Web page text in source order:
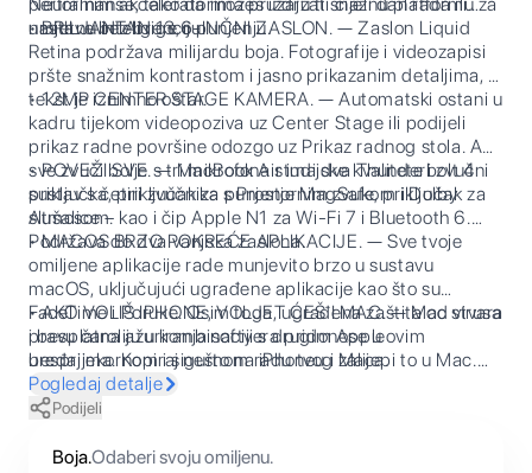
umjetnu inteligenciju.
nastave bez brige o punjenju.
• BRILJANTAN 13,6-INČNI ZASLON. — Zaslon Liquid
Retina podržava milijardu boja. Fotografije i videozapisi
pršte snažnim kontrastom i jasno prikazanim detaljima, a
tekst je iznimno oštar.
• 12MP CENTER STAGE KAMERA. — Automatski ostani u
kadru tijekom videopoziva uz Center Stage ili podijeli
prikaz radne površine odozgo uz Prikaz radnog stola. A
sve zvuči bolje s tri mikrofona studijske kvalitete i zvučni
sustav s četiri zvučnika s Prostornim zvukom i Dolby
Atmosom.
• POVEŽI SVE. — MacBook Air ima dva Thunderbolt 4
priključka, priključak za punjenje MagSafe, priključak za
slušalice – kao i čip Apple N1 za Wi-Fi 7 i Bluetooth 6.
Podržava do dva vanjska zaslona.
• MACOS BRZO POKREĆE APLIKACIJE. — Sve tvoje
omiljene aplikacije rade munjevito brzo u sustavu
macOS, uključujući ugrađene aplikacije kao što su
FaceTime i Poruke. Osim toga, ugrađena zaštita od virusa
i besplatna ažuriranja softvera pridonose u
besprijekornom i sigurnom radu tvog Maca.
• AKO VOLIŠ IPHONE, VOLJET ĆEŠ I MAC. — Mac stvara
pravu čaroliju u kombinaciji s drugim Appleovim
uređajima. Kopiraj nešto na iPhoneu i zalijepi to u Mac.
Šalji tekstualne poruke aplikacijom Poruke ili koristi Mac
za upućivanje i odgovaranje na FaceTime pozive.
Pogledaj detalje
Podijeli
Boja.Odaberi svoju omiljenu.